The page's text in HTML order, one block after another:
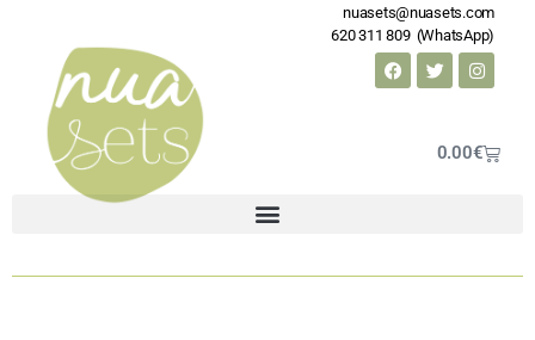
0.00€
nuasets@nuasets.com
620 311 809 (WhatsApp)